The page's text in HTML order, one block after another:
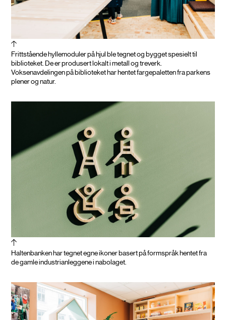
Frittstående hyllemoduler på hjul ble tegnet og bygget spesielt til
biblioteket. De er produsert lokalt i metall og treverk.
Voksenavdelingen på biblioteket har hentet fargepaletten fra parkens
plener og natur.
Haltenbanken har tegnet egne ikoner basert på formspråk hentet fra
de gamle industrianleggene i nabolaget.